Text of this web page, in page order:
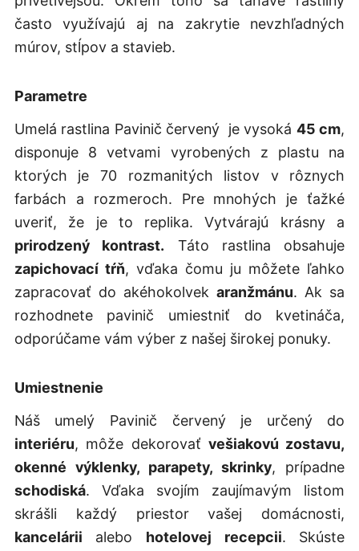
často využívajú aj na zakrytie nevzhľadných
múrov, stĺpov a stavieb.
Parametre
Umelá rastlina Pavinič červený je vysoká 45 cm,
disponuje 8 vetvami vyrobených z plastu na
ktorých je 70 rozmanitých listov v rôznych
farbách a rozmeroch. Pre mnohých je ťažké
uveriť, že je to replika. Vytvárajú krásny a
prirodzený kontrast. Táto rastlina obsahuje
zapichovací tŕň, vďaka čomu ju môžete ľahko
zapracovať do akéhokolvekaranžmánu. Ak sa
rozhodnete pavinič umiestniť do kvetináča,
odporúčame vám výber z našej širokej ponuky.
Umiestnenie
Náš umelý Pavinič červený je určený do
interiéru, môže dekorovať vešiakovú zostavu,
okenné výklenky, parapety, skrinky, prípadne
schodiská. Vďaka svojím zaujímavým listom
skrášli každý priestor vašej domácnosti,
kancelárii alebo hotelovej recepcii. Skúste